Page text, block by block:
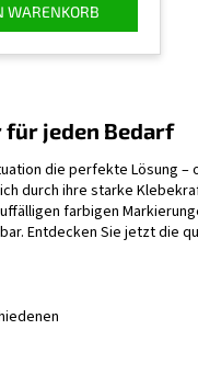
WARENKORB
e
e
r
e
l
n
jeden Bedarf
die perfekte Lösung –
durch ihre starke
farbigen
Entdecken Sie jetzt die